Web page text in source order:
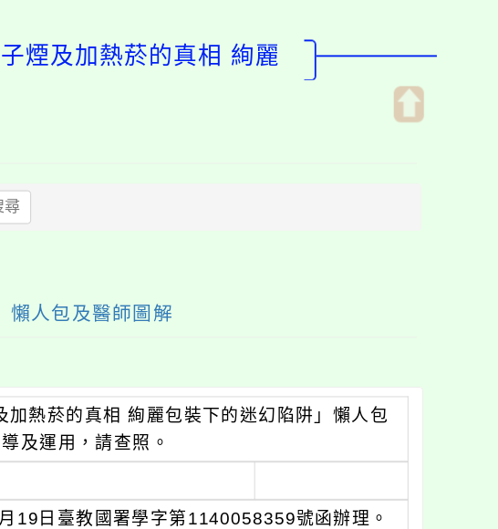
煙及加熱菸的真相 絢麗
尋
懶人包及醫師圖解
熱菸的真相 絢麗包裝下的迷幻陷阱」懶人包
及運用，請查照。
19日臺教國署學字第1140058359號函辦理。